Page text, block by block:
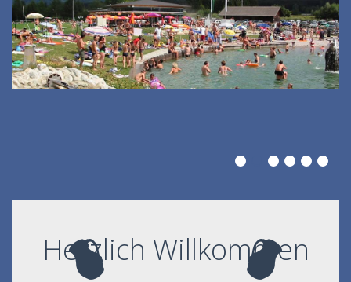
Herzlich Willkommen